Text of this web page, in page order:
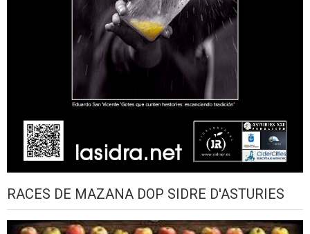
RACES DE MAZANA DOP SIDRE D'ASTURIES